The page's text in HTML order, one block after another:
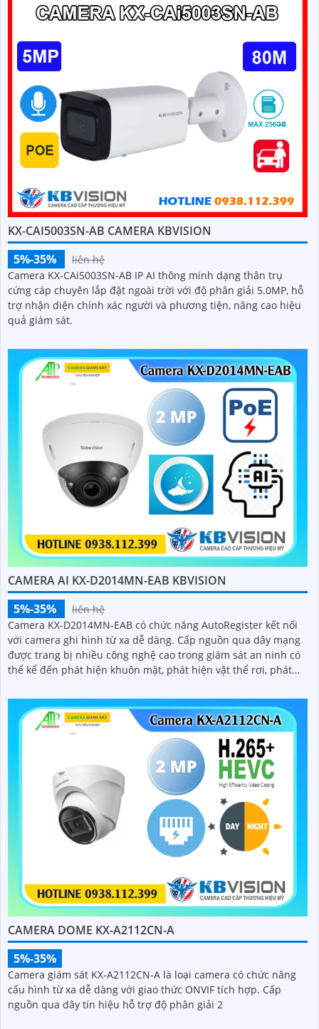
KX-CAI5003SN-AB CAMERA KBVISION
5%-35%
liên hệ
Camera KX-CAi5003SN-AB IP AI thông minh dạng thân trụ
cứng cáp chuyên lắp đặt ngoài trời với độ phân giải 5.0MP, hỗ
trợ nhận diện chính xác người và phương tiện, nâng cao hiệu
quả giám sát.
CAMERA AI KX-D2014MN-EAB KBVISION
5%-35%
liên hệ
Camera KX-D2014MN-EAB có chức năng AutoRegister kết nối
với camera ghi hình từ xa dễ dàng. Cấp nguồn qua dây mạng
được trang bị nhiều công nghệ cao trong giám sát an ninh có
thể kể đến phát hiện khuôn mặt, phát hiện vật thể rơi, phát
CAMERA DOME KX-A2112CN-A
5%-35%
Camera giám sát KX-A2112CN-A là loại camera có chức năng
cấu hình từ xa dễ dàng với giao thức ONVIF tích hợp. Cấp
nguồn qua dây tín hiệu hỗ trợ độ phân giải 2